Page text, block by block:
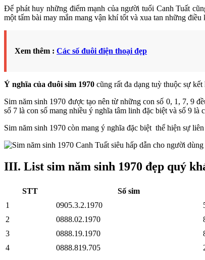
Để phát huy những điểm mạnh của người tuổi Canh Tuất
một tấm bài may mắn mang vận khí tốt và xua tan những điều
Xem thêm : Các số đuôi điện thoại đẹp
Ý nghĩa của đuôi sim 1970 cũng rất đa dạng tuỳ thuộc sự
Sim năm sinh 1970 được tạo nên từ những con số 0, 1, 7, 9
số 7 là con số mang nhiều ý nghĩa tâm linh đặc biệt và số 9
Sim năm sinh 1970 còn mang ý nghĩa đặc biệt thể hiện sự
III. List sim năm sinh 1970 đẹp quý
STT Số sim
1
0905.3.2.1970
2
0888.02.1970
3
0888.19.1970
4
0888.819.705